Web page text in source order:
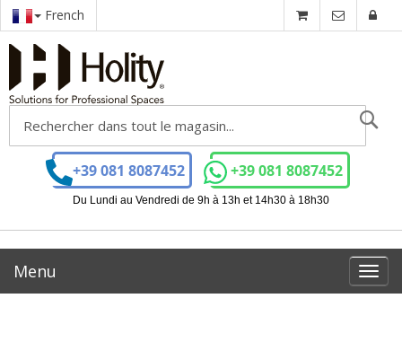
French
+39 081 8087452 +39 081 8087452
Du Lundi au Vendredi de 9h à 13h et 14h30 à 18h30
Menu